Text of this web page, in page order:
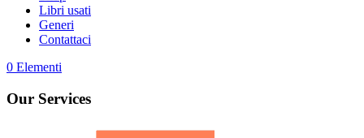
Libri usati
Generi
Contattaci
0 Elementi
Our Services